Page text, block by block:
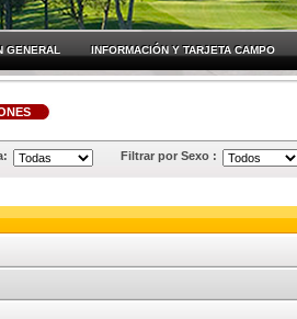
GENERAL INFORMACIÓN Y TARJETA CAMPO
Filtrar por Sexo :